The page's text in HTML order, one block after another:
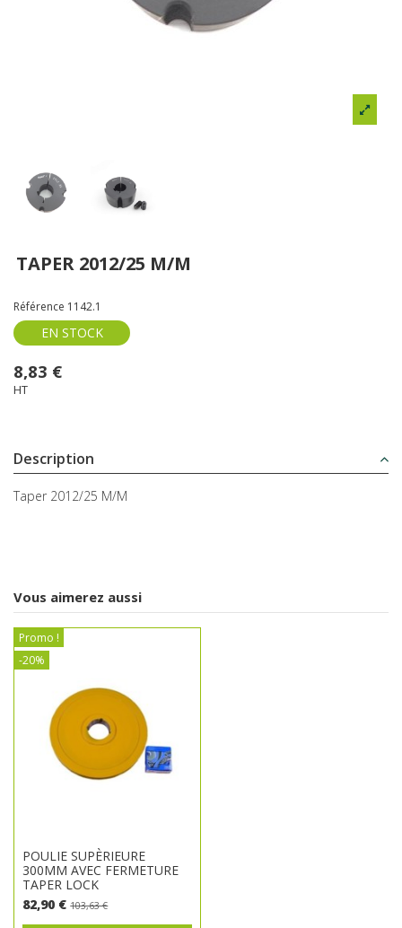
TAPER 2012/25 M/M
Référence 1142.1
EN STOCK
8,83 €
HT
Description
Taper 2012/25 M/M
Vous aimerez aussi
Promo !
-20%
POULIE SUPÈRIEURE
300MM AVEC FERMETURE
TAPER LOCK
82,90 €103,63 €